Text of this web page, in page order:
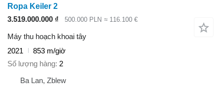
Ropa Keiler 2
3.519.000.000 ₫
500.000 PLN ≈ 116.100 €
Máy thu hoạch khoai tây
2021
853 m/giờ
Số lượng hàng 2
Ba Lan, Zblew